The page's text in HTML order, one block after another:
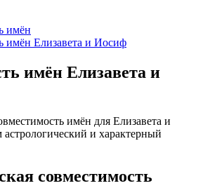
имён
имён Елизавета и Иосиф
имён Елизавета и
имён для Елизавета и
и характерный
совместимость